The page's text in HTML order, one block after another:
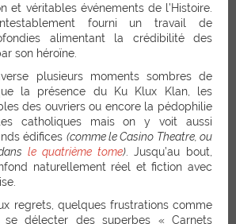
et véritables événements de l’Histoire.
fourni un travail de
alimentant la crédibilité des
son héroïne.
plusieurs moments sombres de
la présence du Ku Klux Klan, les
des ouvriers ou encore la pédophilie
catholiques mais on y voit aussi
édifices (comme le Casino Theatre, ou
le quatrième tome). Jusqu’au bout,
naturellement réel et fiction avec
regrets, quelques frustrations comme
délecter des superbes « Carnets